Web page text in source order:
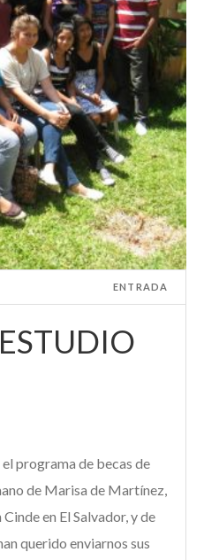
ENTRADA
programa de becas de
de Marisa de Martínez,
en El Salvador, y de
querido enviarnos sus